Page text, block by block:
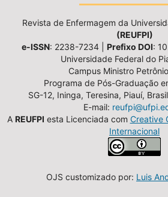
Revista de Enfermagem da
(REUFPI)
e-ISSN: 2238-7234 | Prefixo DOI:
Universidade Federal do
Campus Ministro
Programa de Pós-Graduação
SG-12, Ininga, Teresina, Piauí,
E-mail:
A REUFPI esta Licenciada com Creative
Internacional
OJS customizado por: Luis